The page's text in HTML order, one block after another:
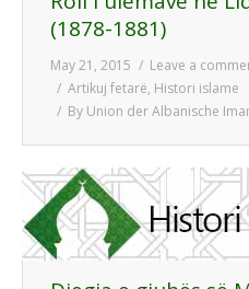
(1878-1881)
May 21, 2015
Leave a
Artikuj fetarë, Histori islame
By Union der Albanische